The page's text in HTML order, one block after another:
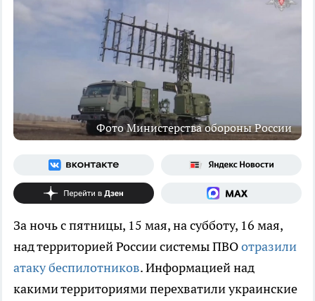
Фото Министерства обороны России
За ночь с пятницы, 15 мая, на субботу, 16 мая,
над территорией России системы ПВОотразили
атаку беспилотников. Информацией над
какими территориями перехватили украинские